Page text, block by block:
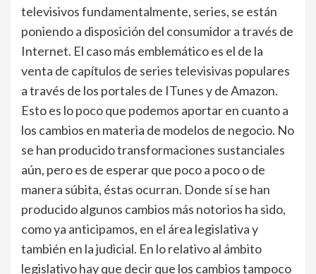
televisivos fundamentalmente, series, se están
poniendo a disposición del consumidor a través de
Internet. El caso más emblemático es el de la
venta de capítulos de series televisivas populares
a través de los portales de ITunes y de Amazon.
Esto es lo poco que podemos aportar en cuanto a
los cambios en materia de modelos de negocio. No
se han producido transformaciones sustanciales
aún, pero es de esperar que poco a poco o de
manera súbita, éstas ocurran. Donde sí se han
producido algunos cambios más notorios ha sido,
como ya anticipamos, en el área legislativa y
también en la judicial. En lo relativo al ámbito
legislativo hay que decir que los cambios tampoco